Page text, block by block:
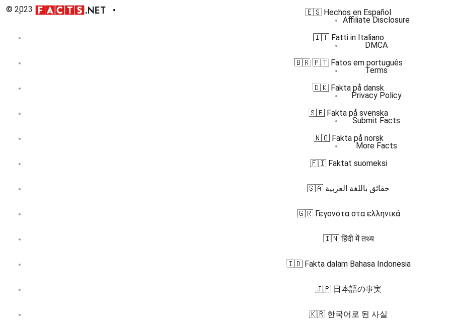
© 2023
Affiliate Disclosure
DMCA
Terms
Privacy Policy
Submit Facts
More Facts
🇪🇸 Hechos en Español
🇮🇹 Fatti in Italiano
🇧🇷 🇵🇹 Fatos em português
🇩🇰 Fakta på dansk
🇸🇪 Fakta på svenska
🇳🇴 Fakta på norsk
🇫🇮 Faktat suomeksi
🇸🇦 حقائق باللغة العربية
🇬🇷 Γεγονότα στα ελληνικά
🇮🇳 हिंदी में तथ्य
🇮🇩 Fakta dalam Bahasa Indonesia
🇯🇵 日本語の事実
🇰🇷 한국어로 된 사실